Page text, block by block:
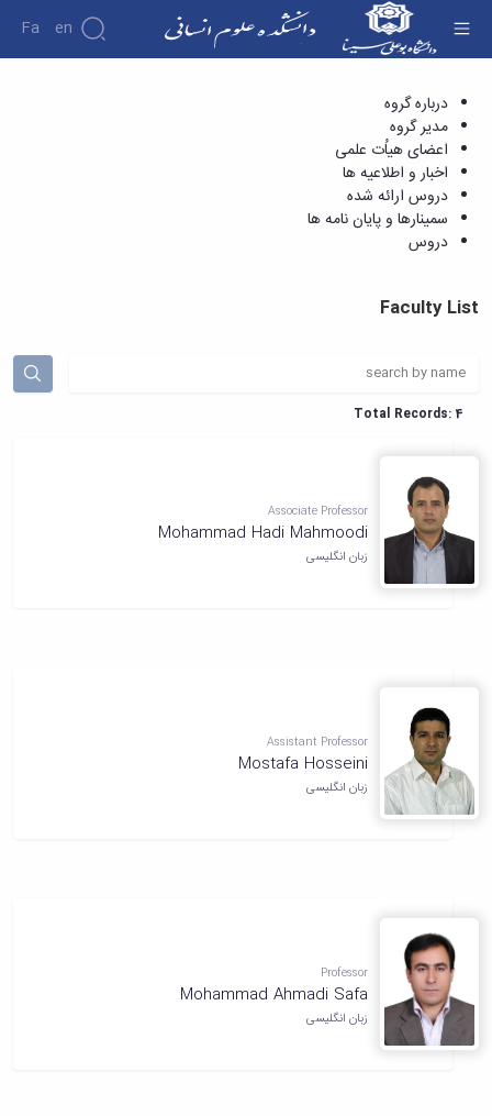
Fa En
دانشکده
درباره
دانشکده
تاریخچه
ریاست
دانشکده
آلبوم
اطلاعات
تماس
دانشکده
معاونت
آموزشی
معاونت
تحصیلات
تکمیلی
نشریات
اعضای هیاُت علمی - دانشکده علوم انسانی
درباره گروه
مدیر گروه
اعضای هیاُت علمی
اخبار و اطلاعیه ها
دروس ارائه شده
سمینارها و پایان نامه ها
دروس
Faculty List
Total Records: 4
Associate Professor
Mohammad Hadi Mahmoodi
زبان انگلیسی
Assistant Professor
Mostafa Hosseini
زبان انگلیسی
Professor
Mohammad Ahmadi Safa
زبان انگلیسی